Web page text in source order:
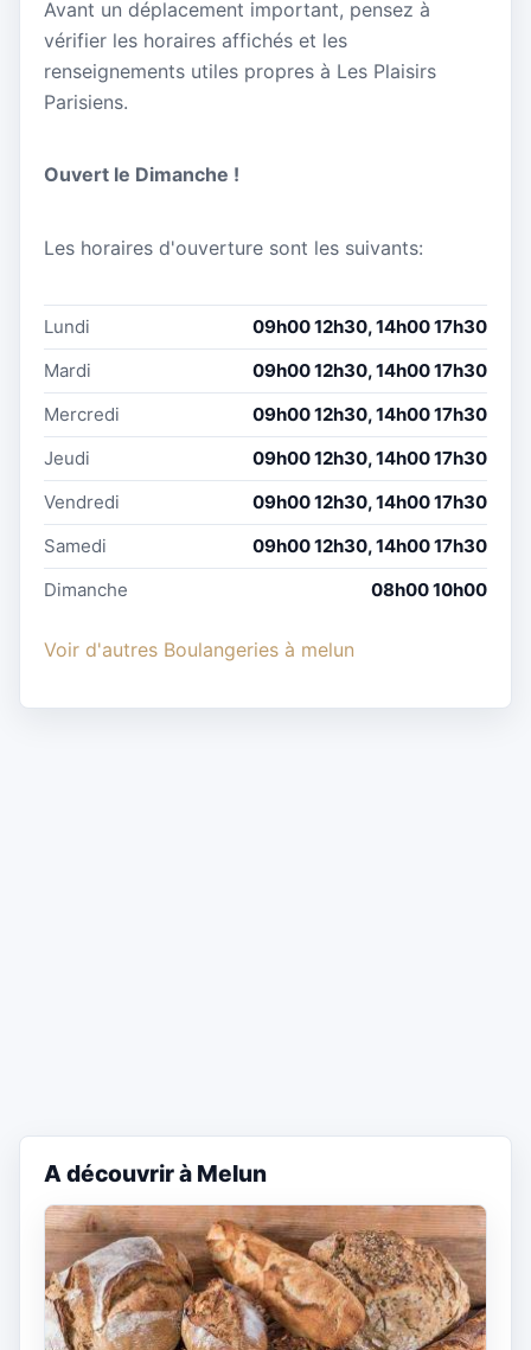
Avant un déplacement important, pensez à
vérifier les horaires affichés et les
renseignements utiles propres à Les Plaisirs
Parisiens.
Ouvert le Dimanche !
Les horaires d'ouverture sont les suivants:
Lundi
09h00 12h30, 14h00 17h30
Mardi
09h00 12h30, 14h00 17h30
Mercredi
09h00 12h30, 14h00 17h30
Jeudi
09h00 12h30, 14h00 17h30
Vendredi
09h00 12h30, 14h00 17h30
Samedi
09h00 12h30, 14h00 17h30
Dimanche
08h00 10h00
Voir d'autres Boulangeries à melun
A découvrir à Melun